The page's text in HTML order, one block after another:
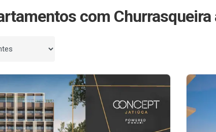
com Churrasqueira